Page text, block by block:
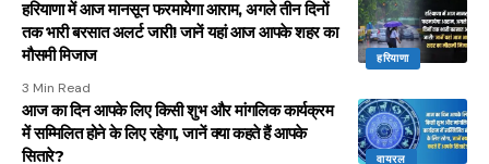
हरियाणा
हरियाणा में आज मानसून फरमायेगा आराम, अगले तीन दिनों
तक भारी बरसात अलर्ट जारी! जानें यहां आज आपके शहर का
मौसमी मिजाज
3 Min Read
वायरल
आज का दिन आपके लिए किसी शुभ और मांगलिक कार्यक्रम
में सम्मिलित होने के लिए रहेगा, जानें क्या कहते हैं आपके
सितारे?